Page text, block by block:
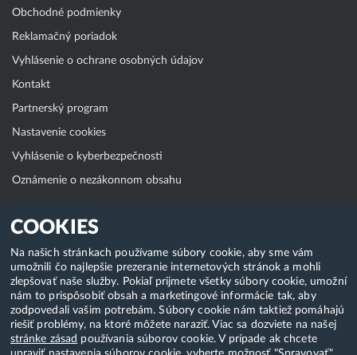
COOKIES
Na našich stránkach používame súbory cookie, aby sme vám
umožnili čo najlepšie prezeranie internetových stránok a mohli
zlepšovať naše služby. Pokiaľ prijmete všetky súbory cookie, umožní
nám to prispôsobiť obsah a marketingové informácie tak, aby
zodpovedali vašim potrebám. Súbory cookie nám taktiež pomáhajú
riešiť problémy, na ktoré môžete naraziť. Viac sa dozviete na našej
stránke zásad používania súborov cookie. V prípade ak chcete
Obchodné podmienky
Reklamačný poriadok
Vyhlásenie o ochrane osobných údajov
Kontakt
Partnerský program
Nastavenie cookies
Vyhlásenie o kyberbezpečnosti
Oznámenie o nezákonnom obsahu
Klientská zóna
WebAdmin
WebMail
Zmena hesla (E-mail, FTP, SSH)
Webhosting
Domény